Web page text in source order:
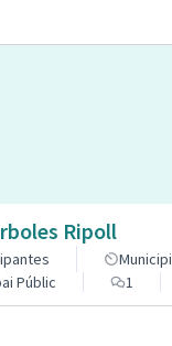
Ripoll
Municipi
Públic
1